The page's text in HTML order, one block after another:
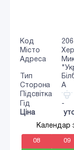
Код
Місто
Адреса
Тип
Сторона
A
Підсвітка
Гід
-
Ціна
Календар
08 09